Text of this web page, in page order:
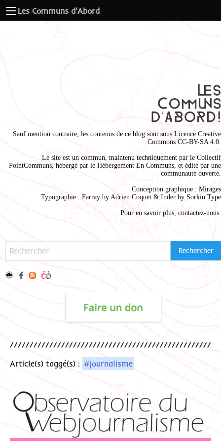
Les Communs d'Abord
Sauf mention contraire, les contenus de ce blog sont sous Licence Creative
Commons CC-BY-SA 4.0
Le site est un commun, maintenu techniquement par le Collectif
PointCommuns , hébergé par le Hébergement En Communs , et édité par une
communauté ouverte.
Conception graphique : Mirages
Typographie : Farray by Adrien Coquet & Inder by Sorkin Type
Pour en savoir plus, contactez-nous
Article(s) taggé(s) : #journalisme